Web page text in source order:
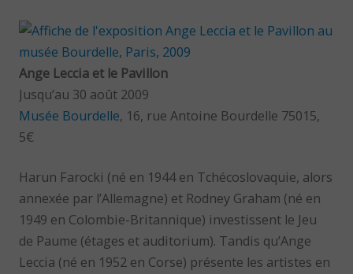
Ange Leccia et le Pavillon
Jusqu’au 30 août 2009
Musée Bourdelle, 16, rue Antoine Bourdelle 75015,
5€
Harun Farocki (né en 1944 en Tchécoslovaquie, alors
annexée par l’Allemagne) et Rodney Graham (né en
1949 en Colombie-Britannique) investissent le Jeu
de Paume (étages et auditorium). Tandis qu’Ange
Leccia (né en 1952 en Corse) présente les artistes en